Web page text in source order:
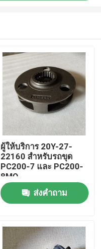
ผู้ให้บริการ 20Y-27-
22160 สำหรับรถขุด
PC200-7 และ PC200-
8MO
ส่งคำถาม